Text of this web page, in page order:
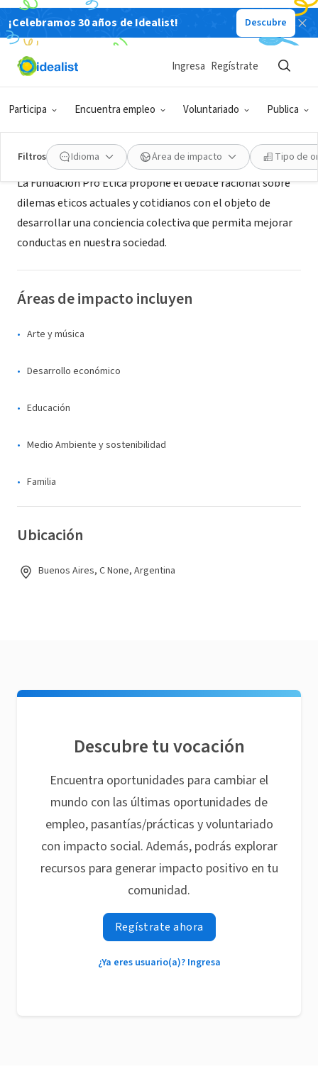
¡Celebramos 30 años de Idealist! Descubre
Participa Encuentra empleo Voluntariado Publica
Ingresa Regístrate
Filtros Idioma Área de impacto Tipo de
ORGANIZACIÓN SIN FIN DE LUCRO
Fundación Pro Etica
Acerca de
La Fundación Pro Etica propone el debate racional sobre
dilemas eticos actuales y cotidianos con el objeto de
desarrollar una conciencia colectiva que permita mejorar
conductas en nuestra sociedad.
Áreas de impacto incluyen
Arte y música
Desarrollo económico
Educación
Medio Ambiente y sostenibilidad
Familia
Ubicación
Buenos Aires, C None, Argentina
Descubre tu vocación
Encuentra oportunidades para cambiar el
mundo con las últimas oportunidades de
empleo, pasantías/prácticas y voluntariado
con impacto social. Además, podrás explorar
recursos para generar impacto positivo en tu
comunidad.
Regístrate ahora
¿Ya eres usuario(a)? Ingresa